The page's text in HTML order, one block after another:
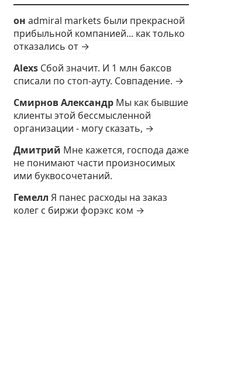
он admiral markets были прекрасной
прибыльной компанией... как только
отказались от →
Alexs Сбой значит. И 1 млн баксов
списали по стоп-ауту. Совпадение. →
Смирнов Александр Мы как бывшие
клиенты этой бессмысленной
организации - могу сказать, →
Дмитрий Мне кажется, господа даже
не понимают части произносимых
ими буквосочетаний.
Гемелл Я панес расходы на заказ
колег с биржи форэкс ком →